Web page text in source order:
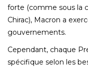
forte (comme sous la
Chirac), Macron a
gouvernements.
Cependant, chaque
spécifique selon les